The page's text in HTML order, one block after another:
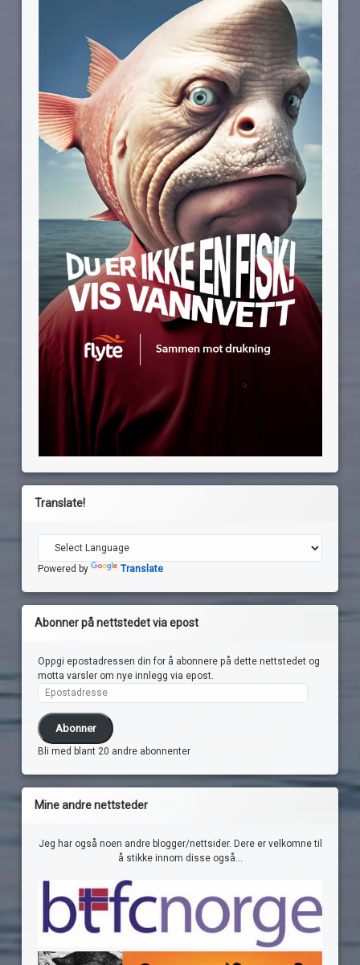
Translate!
Powered by Translate
Abonner på nettstedet via epost
Oppgi epostadressen din for å abonnere på dette nettstedet og
motta varsler om nye innlegg via epost.
Epostadresse
Abonner
Bli med blant 20 andre abonnenter
Mine andre nettsteder
Jeg har også noen andre blogger/nettsider. Dere er velkomne til
å stikke innom disse også...